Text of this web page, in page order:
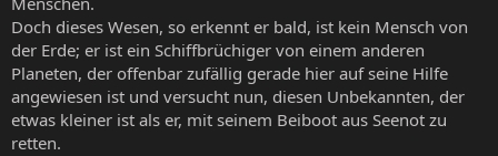
Doch dieses Wesen, so erkennt er bald, ist kein Mensch von
der Erde; er ist ein Schiffbrüchiger von einem anderen
Planeten, der offenbar zufällig gerade hier auf seine Hilfe
angewiesen ist und versucht nun, diesen Unbekannten, der
etwas kleiner ist als er, mit seinem Beiboot aus Seenot zu
retten.